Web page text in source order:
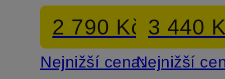
Classic
Fit2 790 Kč
Nejnižší cena:
Big Fit
3 440
Nejnižší